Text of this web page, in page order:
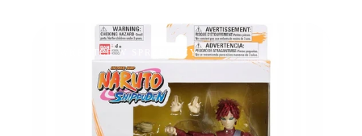
WKRÓTCE W SPRZEDAŻY